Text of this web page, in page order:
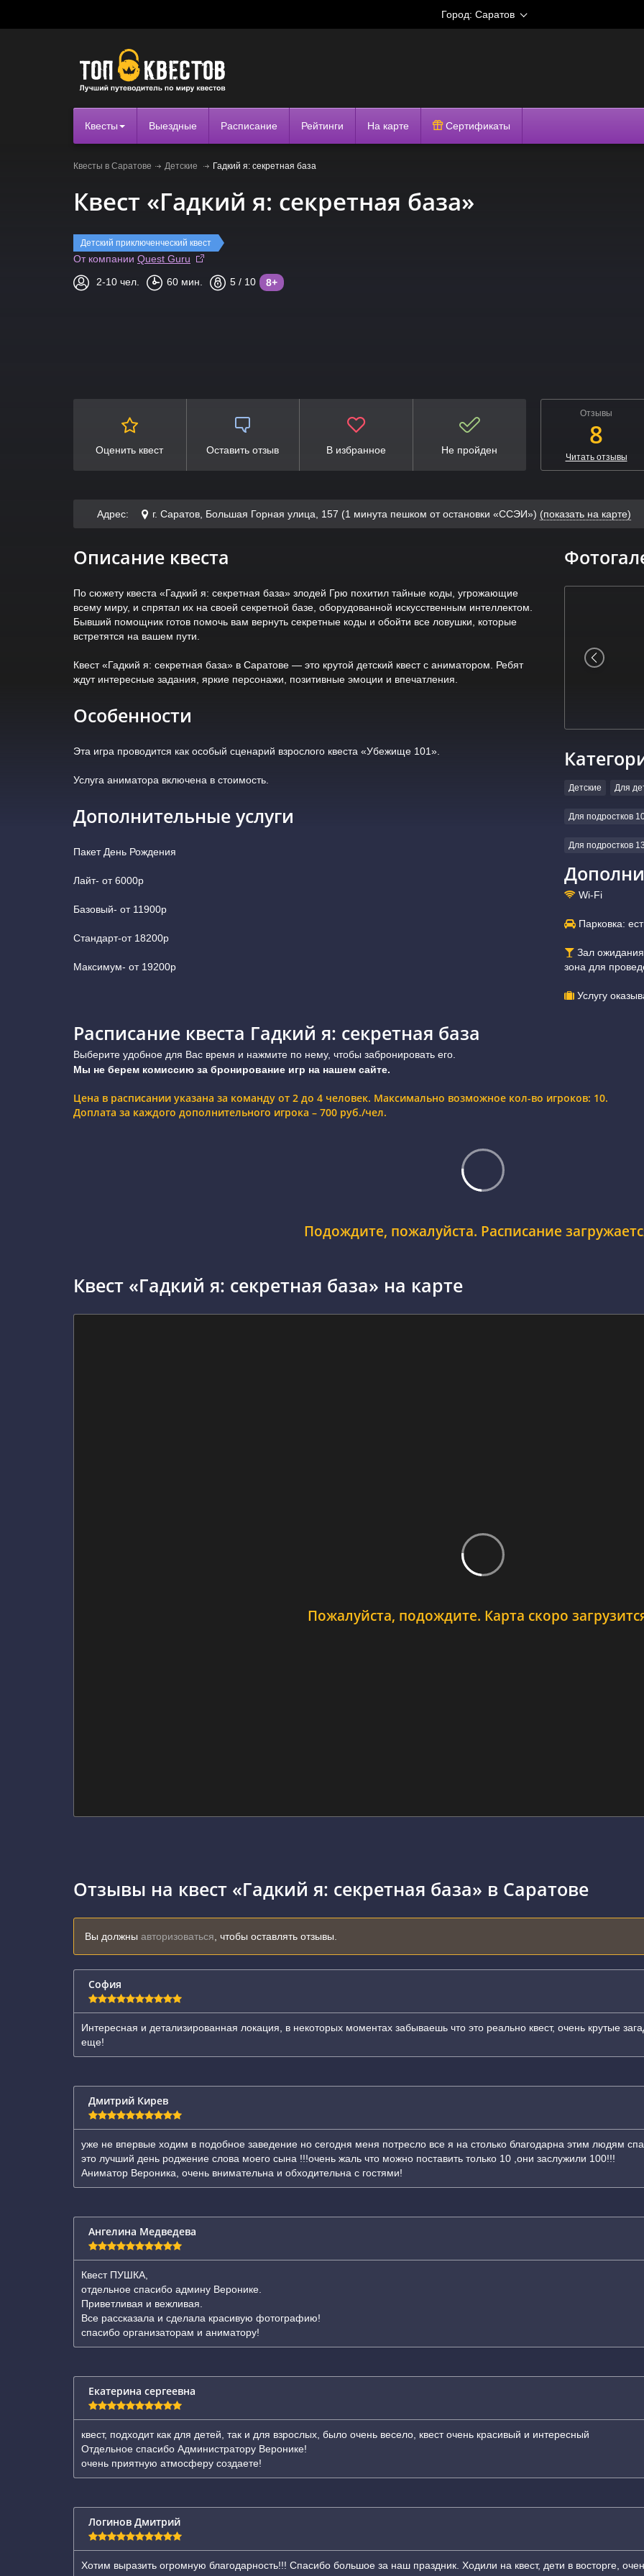
Город: Саратов
Квесты Выездные Расписание Рейтинги На карте Сертификаты
Квесты в Саратове Детские Гадкий я: секретная база
Квест «Гадкий я: секретная база»
Детский приключенческий квест
От компании Quest Guru
2-10 чел. 60 мин. 5 / 10 8+
Оценить квест Оставить отзыв В избранное Не пройден
Отзывы
8
Читать отзывы
Адрес: г. Саратов, Большая Горная улица, 157 (1 минута пешком от остановки «ССЭИ») (показать на карте)
Описание квеста
По сюжету квеста «Гадкий я: секретная база» злодей Грю похитил тайные коды, угрожающие
всему миру, и спрятал их на своей секретной базе, оборудованной искусственным интеллектом.
Бывший помощник готов помочь вам вернуть секретные коды и обойти все ловушки, которые
встретятся на вашем пути.
Квест «Гадкий я: секретная база» в Саратове — это крутой детский квест с аниматором. Ребят
ждут интересные задания, яркие персонажи, позитивные эмоции и впечатления.
Особенности
Эта игра проводится как особый сценарий взрослого квеста «Убежище 101».
Услуга аниматора включена в стоимость.
Дополнительные услуги
Пакет День Рождения
Лайт- от 6000р
Базовый- от 11900р
Стандарт-от 18200р
Максимум- от 19200р
Детские Для
Для подростков
Для подростков
Wi-Fi
Парковка:
Зал ожидания:
зона для
Услугу
Расписание квеста Гадкий я: секретная база
Выберите удобное для Вас время и нажмите по нему, чтобы забронировать его.
Мы не берем комиссию за бронирование игр на нашем сайте.
Цена в расписании указана за команду от 2 до 4 человек. Максимально возможное кол-во игроков: 10.
Доплата за каждого дополнительного игрока – 700 руб./чел.
Подождите, пожалуйста. Расписание
Квест «Гадкий я: секретная база» на карте
Пожалуйста, подождите. Карта скоро
Отзывы на квест «Гадкий я: секретная база» в Саратове
Вы должны авторизоваться , чтобы оставлять отзывы.
София
Интересная и детализированная локация, в некоторых моментах забываешь что это реально квест, очень крутые
еще!
Дмитрий Кирев
уже не впервые ходим в подобное заведение но сегодня меня потресло все я на столько благодарна этим людям
это лучший день роджение слова моего сына !!!очень жаль что можно поставить только 10 ,они заслужили 100!!!
Аниматор Вероника, очень внимательна и обходительна с гостями!
Ангелина Медведева
Квест ПУШКА,
отдельное спасибо админу Веронике.
Приветливая и вежливая.
Все рассказала и сделала красивую фотографию!
спасибо организаторам и аниматору!
Екатерина сергеевна
квест, подходит как для детей, так и для взрослых, было очень весело, квест очень красивый и интересный
Отдельное спасибо Администратору Веронике!
очень приятную атмосферу создаете!
Логинов Дмитрий
Хотим выразить огромную благодарность!!! Спасибо большое за наш праздник. Ходили на квест, дети в восторге,